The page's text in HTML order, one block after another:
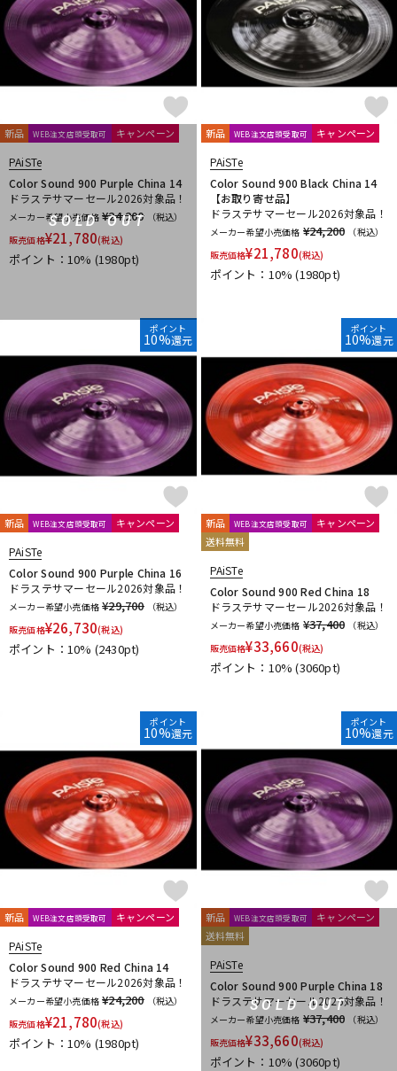
キーボード 電子ピアノ
DJ機器 DTM
配信/ライブ機器
中古 ヴィンテージ
SOLD OUT
新品 WEB注文店頭受取可 キャンペーン
PAiSTe
Color Sound 900 Purple China 14
ドラステサマーセール2026対象品！
メーカー希望小売価格 ¥24,200
（税込）
販売価格¥21,780(税込)
ポイント：10% (1980pt)
新品 WEB注文店頭受取可 キャンペーン
PAiSTe
Color Sound 900 Black China 14
【お取り寄せ品】
ドラステサマーセール2026対象品！
メーカー希望小売価格 ¥24,200
（税込）
販売価格¥21,780(税込)
ポイント：10%(1980pt)
ポイント
10%還元
新品 WEB注文店頭受取可 キャンペーン
PAiSTe
Color Sound 900 Purple China 16
ドラステサマーセール2026対象品！
メーカー希望小売価格 ¥29,700
（税込）
販売価格¥26,730(税込)
ポイント：10% (2430pt)
ポイント
10%還元
新品 WEB注文店頭受取可
キャンペーン
送料無料
PAiSTe
Color Sound 900 Red China 18
ドラステサマーセール2026対象品！
メーカー希望小売価格 ¥37,400
（税込）
販売価格¥33,660(税込)
ポイント：10%(3060pt)
ポイント
10%還元
新品 WEB注文店頭受取可 キャンペーン
PAiSTe
Color Sound 900 Red China 14
ドラステサマーセール2026対象品！
メーカー希望小売価格 ¥24,200
（税込）
販売価格¥21,780(税込)
ポイント：10% (1980pt)
SOLD OUT
ポイント
10%還元
新品 WEB注文店頭受取可
キャンペーン
送料無料
PAiSTe
Color Sound 900 Purple China 18
ドラステサマーセール2026対象品！
メーカー希望小売価格 ¥37,400
（税込）
販売価格¥33,660(税込)
ポイント：10%(3060pt)